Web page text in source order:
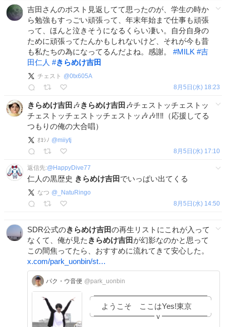
吉田さんのポスト見返してて思ったのが、学生の時か
ら勉強もすっごい頑張って、年末年始まで仕事も頑張
って、ほんと泣きそうになるくらい凄い。自分自身の
ために頑張ってたんかもしれないけど、それが今も昔
も私たちの為になってるんだよね。感謝。 #MILK #吉
田仁人 #きらめけ吉田
チェスト @0tx605A
8月5日(水) 18:23
きらめけ吉田 🎶きらめけ吉田 🎶チェストッチェストッ
チェストッチェストッチェストッ🎶🎶‼️‼️（応援してる
つもりの俺の大合唱）
ｵﾖｼﾉ @miiytj
8月5日(水) 17:10
返信先:@ HappyDive77
仁人の黒歴史 きらめけ吉田 でいっぱい出てくる
なつ @ _NatuRingo
8月5日(水) 14:50
SDR公式のきらめけ吉田の再生リストにこれが入って
なくて、俺が見た きらめけ吉田 が幻影なのかと思って
この間焦ってたら、おすすめに流れてきて安心した。
x.com/park_uonbin/st…
パク・ウ音便 @park_uonbin
╭━━━━━━━━━━━━━━━╮
ようこそ ここはYes!東京
╰━━━━━━━━ｖ━━━━━━╯